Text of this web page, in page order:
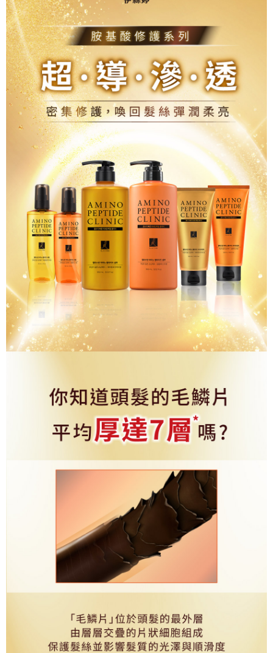
請求用戶進行身份認證。
５．嚴禁一人註冊多個帳號或使用他人資訊註冊。若發現惡意使用之情形，
恩沛科技股份有限公司將有權停止該用戶之使用額度並採取法律行動。